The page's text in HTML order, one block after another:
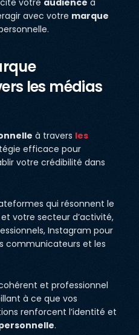
avec votre marque
les médias
à travers les
efficace pour
votre crédibilité dans
qui résonnent le
votre secteur d’activité,
Instagram pour
communicateurs et les
et professionnel
à ce que vos
renforcent l’identité et
.